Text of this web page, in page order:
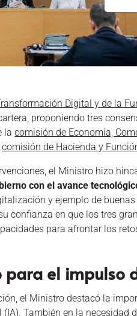
Digital y de la
proponiendo tres
lacomisión de Economía,
comisión de Hacienda y
el Ministro hizo
con el avance
y ejemplo de
confianza en que los tres
para afrontar los
para el
el Ministro destacó la
También en la